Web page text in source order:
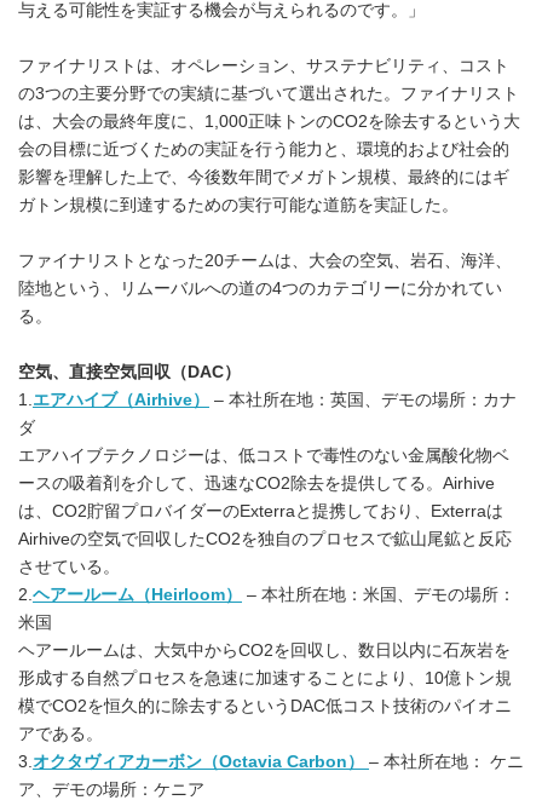
与える可能性を実証する機会が与えられるのです。」
ファイナリストは、オペレーション、サステナビリティ、コスト
の3つの主要分野での実績に基づいて選出された。ファイナリスト
は、大会の最終年度に、1,000正味トンのCO2を除去するという大
会の目標に近づくための実証を行う能力と、環境的および社会的
影響を理解した上で、今後数年間でメガトン規模、最終的にはギ
ガトン規模に到達するための実行可能な道筋を実証した。
ファイナリストとなった20チームは、大会の空気、岩石、海洋、
陸地という、リムーバルへの道の4つのカテゴリーに分かれてい
る。
空気、直接空気回収（ DAC）
1.エアハイブ（Airhive）
– 本社所在地：英国、デモの場所：カナ
ダ
エアハイブテクノロジーは、低コストで毒性のない金属酸化物ベ
ースの吸着剤を介して、迅速なCO2除去を提供してる。Airhive
は、CO2貯留プロバイダーのExterraと提携しており、Exterraは
Airhiveの空気で回収したCO2を独自のプロセスで鉱山尾鉱と反応
させている。
2.ヘアールーム（Heirloom）
– 本社所在地：米国、デモの場所：
米国
ヘアールームは、大気中からCO2を回収し、数日以内に石灰岩を
形成する自然プロセスを急速に加速することにより、10億トン規
模でCO2を恒久的に除去するというDAC低コスト技術のパイオニ
アである。
3.オクタヴィアカーボン（Octavia Carbon）
– 本社所在地： ケニ
ア、デモの場所：ケニア